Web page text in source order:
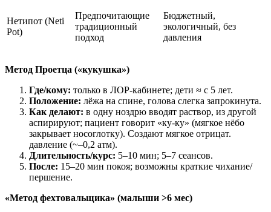
Нетипот (Neti
Pot)
Предпочитающие
традиционный
подход
Бюджетный,
экологичный, без
давления
Метод Проетца («кукушка»)
Где/кому: только в ЛОР-кабинете; дети ≈ с 5 лет.
Положение: лёжа на спине, голова слегка запрокинута.
Как делают: в одну ноздрю вводят раствор, из другой
аспирируют; пациент говорит «ку-ку» (мягкое нёбо
закрывает носоглотку). Создают мягкое отрицат.
давление (~–0,2 атм).
Длительность/курс: 5–10 мин; 5–7 сеансов.
После: 15–20 мин покоя; возможны краткие чихание/
першение.
«Метод фехтовальщика» (малыши >6 мес)